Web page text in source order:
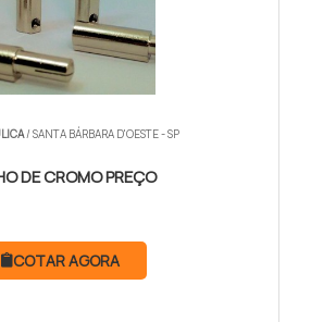
/ SANTA BÁRBARA D'OESTE - SP
DE CROMO PREÇO
COTAR AGORA